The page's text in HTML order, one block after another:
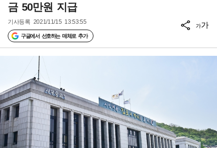
금 50만원 지급
기사등록 2021/11/15 13:53:55
구글에서 선호하는 매체로 추가
가가